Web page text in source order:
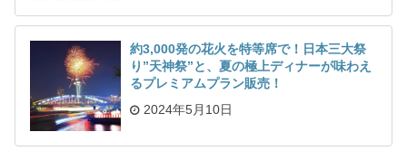
約3,000発の花火を特等席で！日本三大祭
り”天神祭”と、夏の極上ディナーが味わえ
るプレミアムプラン販売！
2024年5月10日